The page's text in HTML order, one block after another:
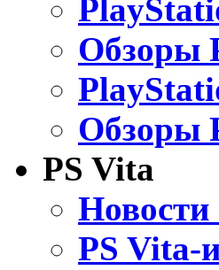
Обзоры
Обзоры
PS Vita
Новости
PS Vita-